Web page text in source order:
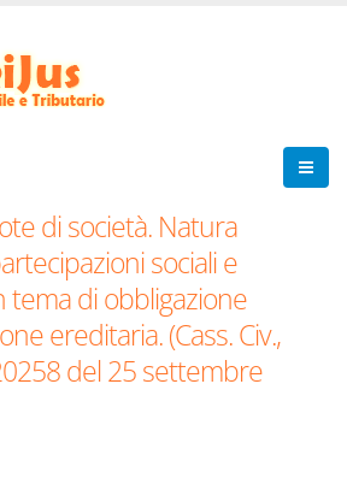
di società. Natura
sociali e
tema di obbligazione
ereditaria. (Cass. Civ.,
del 25 settembre